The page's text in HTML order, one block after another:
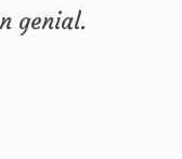
genial.